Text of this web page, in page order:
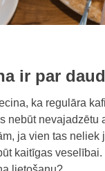
ir par
ka regulāra
nebūt nevajadzētu
ja vien tas
kaitīgas